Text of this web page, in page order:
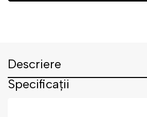
Descriere
Specificații